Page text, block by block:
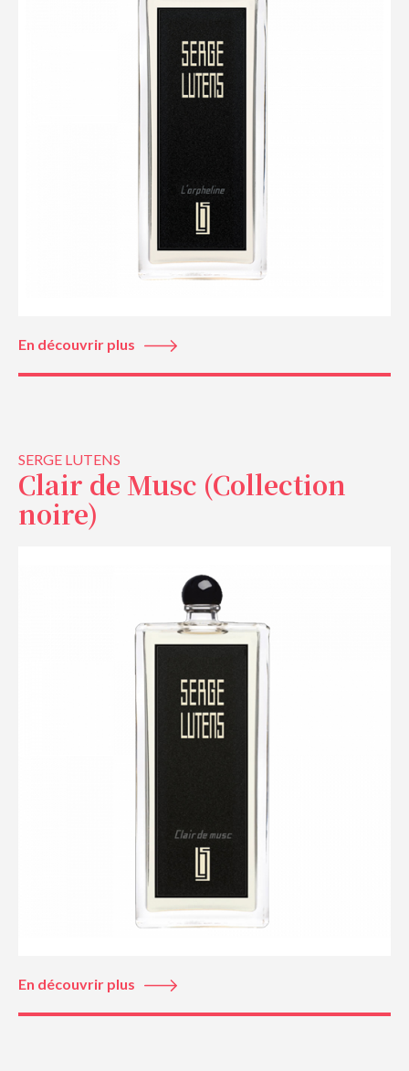
En découvrir plus
SERGE LUTENS
Clair de Musc (Collection
noire)
En découvrir plus